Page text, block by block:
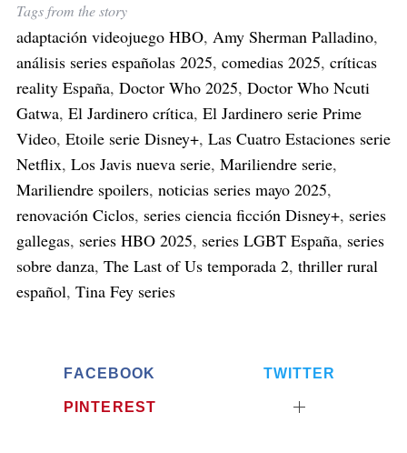
Tags from the story
adaptación videojuego HBO, Amy Sherman Palladino,
análisis series españolas 2025, comedias 2025, críticas
reality España, Doctor Who 2025, Doctor Who Ncuti
Gatwa, El Jardinero crítica, El Jardinero serie Prime
Video, Etoile serie Disney+, Las Cuatro Estaciones serie
Netflix, Los Javis nueva serie, Mariliendre serie,
Mariliendre spoilers, noticias series mayo 2025,
renovación Ciclos, series ciencia ficción Disney+, series
gallegas, series HBO 2025, series LGBT España, series
sobre danza, The Last of Us temporada 2, thriller rural
español, Tina Fey series
FACEBOOK TWITTER
PINTEREST